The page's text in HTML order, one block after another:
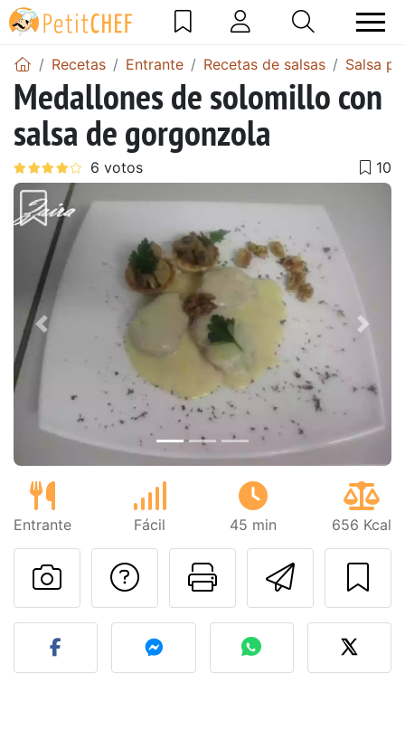
Recetas Entrante Recetas de salsas Salsa
Medallones de solomillo con
salsa de gorgonzola
Anterior
Entrante Fácil 45 min 656 Kcal
Imprimir
Preguntar al autor
Publicar la foto de esta